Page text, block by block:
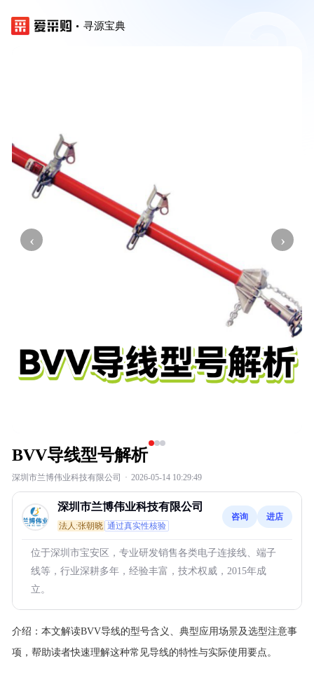
寻源宝典
‹ ›
BVV导线型号解析
深圳市兰博伟业科技有限公司 · 2026-05-14 10:29:49
深圳市兰博伟业科技有限公司
法人:张朝晓 通过真实性核验
咨询 进店
位于深圳市宝安区，专业研发销售各类电子连接线、端子
线等，行业深耕多年，经验丰富，技术权威，2015年成
立。
介绍： 本文解读BVV导线的型号含义、典型应用场景及选型注意事
项，帮助读者快速理解这种常见导线的特性与实际使用要点。